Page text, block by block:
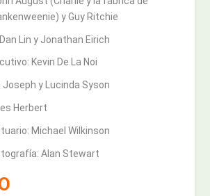
y Guy Ritchie
Lin y Jonathan Eirich
Kevin De La Noi
y Lucinda Syson
Herbert
Michael Wilkinson
Alan Stewart